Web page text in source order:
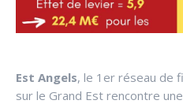
Est Angels, le 1er réseau de
sur le Grand Est rencontre